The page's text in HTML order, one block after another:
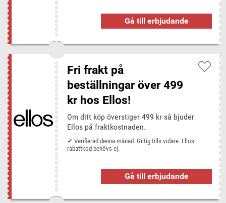
Gå till erbjudande
Fri frakt på
beställningar över 499
kr hos Ellos!
Om ditt köp överstiger 499 kr så bjuder
Ellos på fraktkostnaden.
Verifierad denna månad. Giltig tills vidare. Ellos
rabattkod behövs ej.
Gå till erbjudande